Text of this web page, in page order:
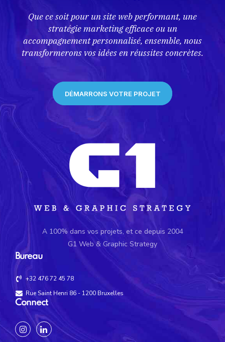
Que ce soit pour un site web performant, une
stratégie marketing efficace ou un
accompagnement personnalisé, ensemble, nous
transformerons vos idées en réussites concrètes.
DÉMARRONS VOTRE PROJET
A 100% dans vos projets, et ce depuis 2004
G1 Web & Graphic Strategy
Bureau
+32 476 72 45 78
Rue Saint Henri 86 - 1200 Bruxelles
Connect